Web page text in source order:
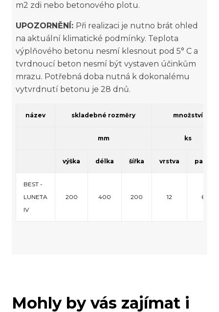
m2 zdi nebo betonového plotu.
UPOZORNĚNÍ: Při realizaci je nutno brát ohled
na aktuální klimatické podmínky. Teplota
výplňového betonu nesmí klesnout pod 5° C a
tvrdnoucí beton nesmí být vystaven účinkům
mrazu. Potřebná doba nutná k dokonalému
vytvrdnutí betonu je 28 dnů.
název skladebné rozměry množství
mm ks
výška délka šířka vrstva paleta
BEST -
LUNETA
IV
200 400 200 12 60
Mohly by vás zajímat i